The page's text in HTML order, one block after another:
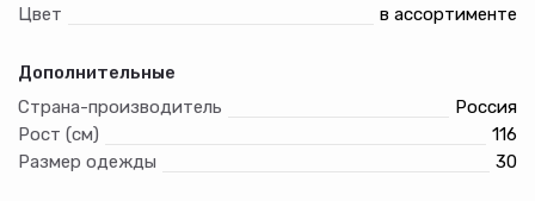
Цвет
в ассортименте
Дополнительные
Страна-производитель
Россия
Рост (см)
116
Размер одежды
30